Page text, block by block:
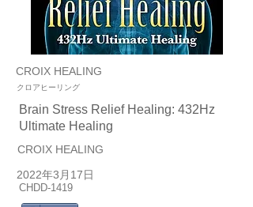
CROIX HEALING
クロアヒーリング
Brain Stress Relief Healing: 432Hz
Ultimate Healing
CROIX HEALING
2022年3月17日
CHDD-1419